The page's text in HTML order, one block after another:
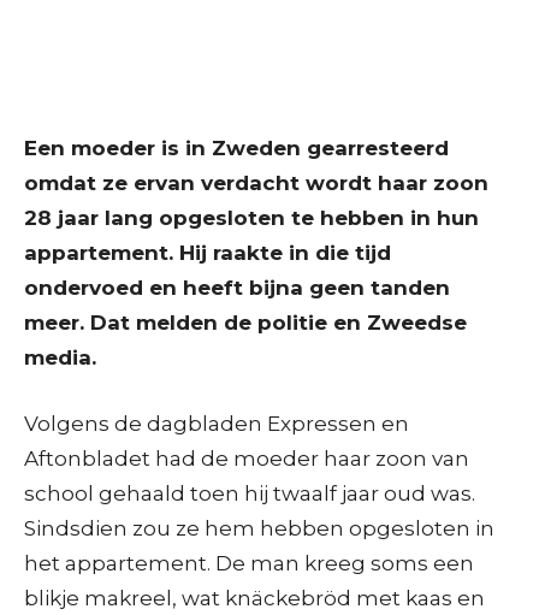
Een moeder is in Zweden gearresteerd
omdat ze ervan verdacht wordt haar zoon
28 jaar lang opgesloten te hebben in hun
appartement. Hij raakte in die tijd
ondervoed en heeft bijna geen tanden
meer. Dat melden de politie en Zweedse
media.
Volgens de dagbladen Expressen en
Aftonbladet had de moeder haar zoon van
school gehaald toen hij twaalf jaar oud was.
Sindsdien zou ze hem hebben opgesloten in
het appartement. De man kreeg soms een
blikje makreel, wat knäckebröd met kaas en